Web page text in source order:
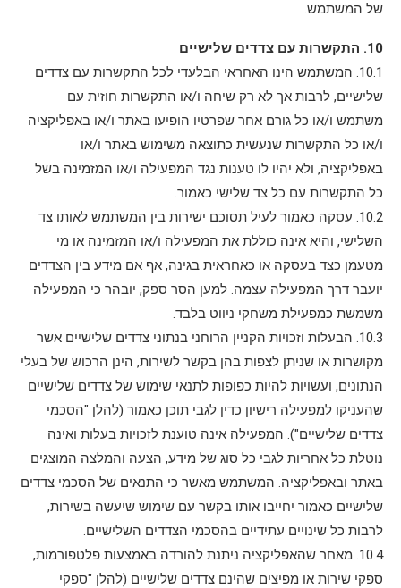
של המשתמש.
10. התקשרות עם צדדים שלישיים
10.1. המשתמש הינו האחראי הבלעדי לכל התקשרות עם צדדים
שלישיים, לרבות אך לא רק שיחה ו/או התקשרות חוזית עם
משתמש ו/או כל גורם אחר שפרטיו הופיעו באתר ו/או באפליקציה
ו/או כל התקשרות שנעשית כתוצאה משימוש באתר ו/או
באפליקציה, ולא יהיו לו טענות נגד המפעילה ו/או המזמינה בשל
כל התקשרות עם כל צד שלישי כאמור.
10.2. עסקה כאמור לעיל תסוכם ישירות בין המשתמש לאותו צד
השלישי, והיא אינה כוללת את המפעילה ו/או המזמינה או מי
מטעמן כצד בעסקה או כאחראית בגינה, אף אם מידע בין הצדדים
יועבר דרך המפעילה עצמה. למען הסר ספק, יובהר כי המפעילה
משמשת כמפעילת משחקי ניווט בלבד.
10.3. הבעלות וזכויות הקניין הרוחני בנתוני צדדים שלישיים אשר
מקושרות או שניתן לצפות בהן בקשר לשירות, הינן הרכוש של בעלי
הנתונים, ועשויות להיות כפופות לתנאי שימוש של צדדים שלישיים
שהעניקו למפעילה רישיון כדין לגבי תוכן כאמור (להלן "הסכמי
צדדים שלישיים"). המפעילה אינה טוענת לזכויות בעלות ואינה
נוטלת כל אחריות לגבי כל סוג של מידע, הצעה והמלצה המוצגים
באתר ובאפליקציה. המשתמש מאשר כי התנאים של הסכמי צדדים
שלישיים כאמור יחייבו אותו בקשר עם שימוש שיעשה בשירות,
לרבות כל שינויים עתידיים בהסכמי הצדדים השלישיים.
10.4. מאחר שהאפליקציה ניתנת להורדה באמצעות פלטפורמות,
ספקי שירות או מפיצים שהינם צדדים שלישיים (להלן "ספקי